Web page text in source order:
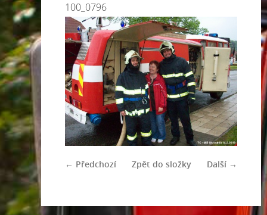
100_0796
← Předchozí Další →
Zpět do složky